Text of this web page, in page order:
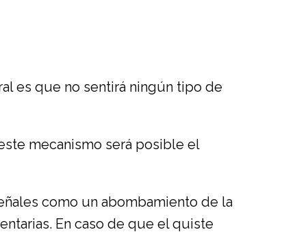
es que no sentirá ningún tipo de
mecanismo será posible el
como un abombamiento de la
En caso de que el quiste